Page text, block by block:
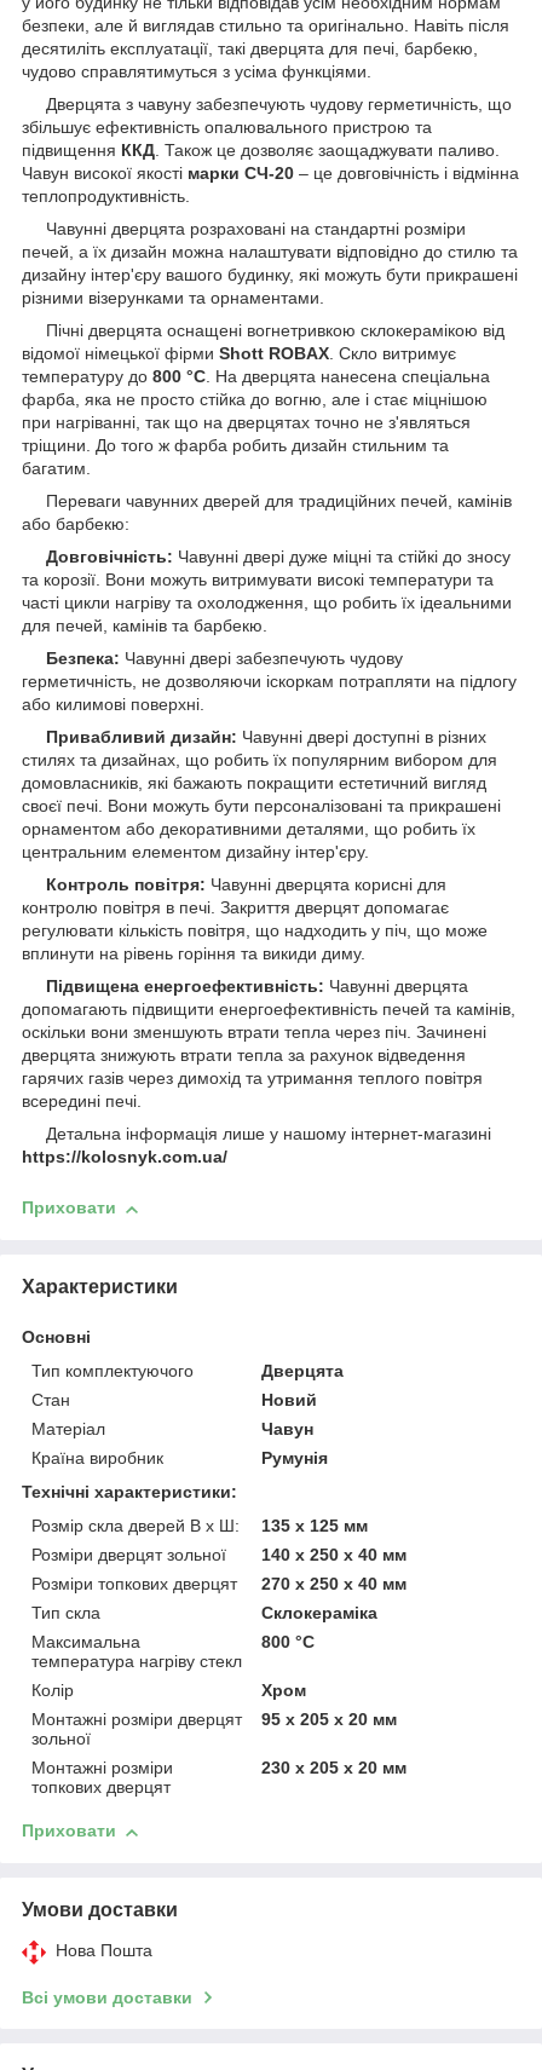
безпеки, але й виглядав стильно та оригінально. Навіть після
десятиліть експлуатації, такі дверцята для печі, барбекю,
чудово справлятимуться з усіма функціями.
Дверцята з чавуну забезпечують чудову герметичність, що
збільшує ефективність опалювального пристрою та
підвищення ККД. Також це дозволяє заощаджувати паливо.
Чавун високої якості марки СЧ-20 – це довговічність і відмінна
теплопродуктивність.
Чавунні дверцята розраховані на стандартні розміри
печей, а їх дизайн можна налаштувати відповідно до стилю та
дизайну інтер'єру вашого будинку, які можуть бути прикрашені
різними візерунками та орнаментами.
Пічні дверцята оснащені вогнетривкою склокерамікою від
відомої німецької фірми Shott ROBAX. Скло витримує
температуру до 800 °C. На дверцята нанесена спеціальна
фарба, яка не просто стійка до вогню, але і стає міцнішою
при нагріванні, так що на дверцятах точно не з'являться
тріщини. До того ж фарба робить дизайн стильним та
багатим.
Переваги чавунних дверей для традиційних печей, камінів
або барбекю:
Довговічність: Чавунні двері дуже міцні та стійкі до зносу
та корозії. Вони можуть витримувати високі температури та
часті цикли нагріву та охолодження, що робить їх ідеальними
для печей, камінів та барбекю.
Безпека: Чавунні двері забезпечують чудову
герметичність, не дозволяючи іскоркам потрапляти на підлогу
або килимові поверхні.
Привабливий дизайн: Чавунні двері доступні в різних
стилях та дизайнах, що робить їх популярним вибором для
домовласників, які бажають покращити естетичний вигляд
своєї печі. Вони можуть бути персоналізовані та прикрашені
орнаментом або декоративними деталями, що робить їх
центральним елементом дизайну інтер'єру.
Контроль повітря: Чавунні дверцята корисні для
контролю повітря в печі. Закриття дверцят допомагає
регулювати кількість повітря, що надходить у піч, що може
вплинути на рівень горіння та викиди диму.
Підвищена енергоефективність: Чавунні дверцята
допомагають підвищити енергоефективність печей та камінів,
оскільки вони зменшують втрати тепла через піч. Зачинені
дверцята знижують втрати тепла за рахунок відведення
гарячих газів через димохід та утримання теплого повітря
всередині печі.
Детальна інформація лише у нашому інтернет-магазині
https://kolosnyk.com.ua/
Приховати
Характеристики
Основні
Тип комплектуючого
Дверцята
Стан
Новий
Матеріал
Чавун
Країна виробник
Румунія
Технічні характеристики:
Розмір скла дверей В х Ш:
135 х 125 мм
Розміри дверцят зольної
140 х 250 х 40 мм
Розміри топкових дверцят
270 х 250 х 40 мм
Тип скла
Склокераміка
Максимальна
температура нагріву стекл
800 °C
Колір
Хром
Монтажні розміри дверцят
зольної
95 х 205 х 20 мм
Монтажні розміри
топкових дверцят
230 х 205 х 20 мм
Приховати
Умови доставки
Нова Пошта
Всі умови доставки